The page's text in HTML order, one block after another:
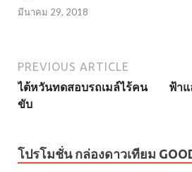
มีนาคม 29, 2018
PREVIOUS ARTICLE
ไต้หวันทดสอบรถเมล์ไร้คน
ขับ
ฟ้าแ
โปรโมชั่น กล่องดาวเทียม